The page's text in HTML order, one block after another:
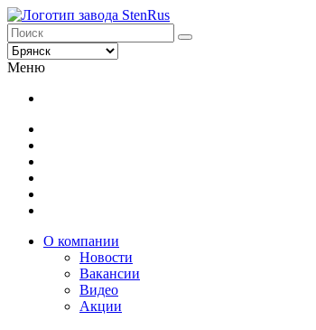
Меню
О компании
Новости
Вакансии
Видео
Акции